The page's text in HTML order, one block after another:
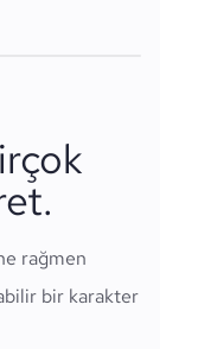
rağmen
bir karakter